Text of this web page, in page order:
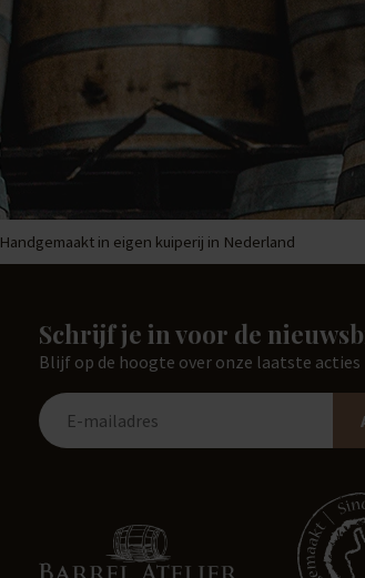
Handgemaakt in eigen kuiperij in Nederland
Schrijf je in voor de
Blijf op de hoogte over onze laatste acties